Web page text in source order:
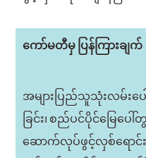
ကော်မတီမှ ပြန်ကြားချက်
အများပြည်သူသုံးလမ်းပ
ခြင်း၊ စည်ပင်ပိုင်မြေပေ
ဆောက်လုပ်ဖွင့်လှစ်ရောင်း